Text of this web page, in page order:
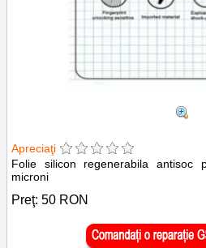
Apreciaţi
Folie silicon regenerabila antisoc
microni
Preţ: 50 RON